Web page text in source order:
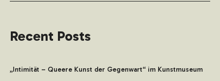
Recent Posts
„Intimität – Queere Kunst der Gegenwart“ im Kunstmuseum